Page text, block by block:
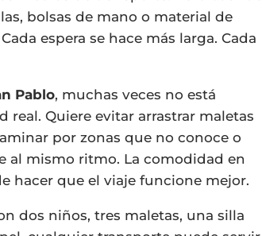
bolsas de mano o material de
espera se hace más larga. Cada
Pablo, muchas veces no está
real. Quiere evitar arrastrar maletas
por zonas que no conoce o
al mismo ritmo. La comodidad en
hacer que el viaje funcione mejor.
dos niños, tres maletas, una silla